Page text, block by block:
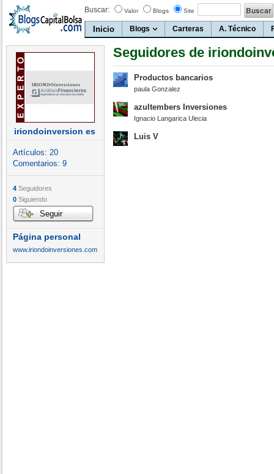
Buscar: Valor Blogs Site
Inicio Blogs Carteras A. Técnico
iriondoinversion es
Artículos: 20
Comentarios: 9
4 Seguidores
0 Siguiendo
Seguir
Página personal
www.iriondoinversiones.com
Seguidores de
Productos bancarios
paula Gonzalez
azultembers Inversiones
Ignacio Langarica Ulecia
Luis V